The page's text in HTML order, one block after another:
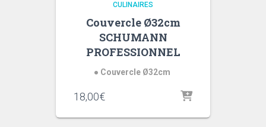
CULINAIRES
Couvercle Ø32cm
SCHUMANN
PROFESSIONNEL
● Couvercle Ø32cm
18,00€